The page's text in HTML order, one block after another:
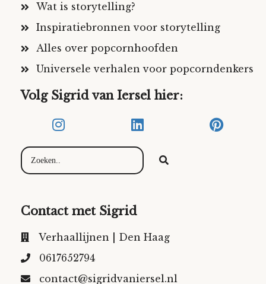
Wat is storytelling?
Inspiratiebronnen voor storytelling
Alles over popcornhoofden
Universele verhalen voor popcorndenkers
Volg Sigrid van Iersel hier:
Contact met Sigrid
Verhaallijnen | Den Haag
0617652794
contact@sigridvaniersel.nl